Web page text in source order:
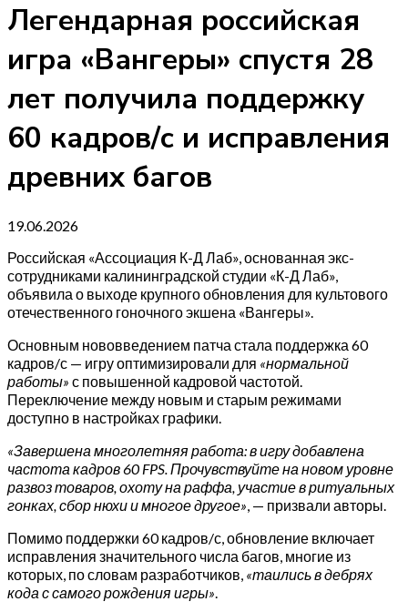
Легендарная российская
игра «Вангеры» спустя 28
лет получила поддержку
60 кадров/с и исправления
древних багов
19.06.2026
Российская «Ассоциация К-Д Лаб», основанная экс-
сотрудниками калининградской студии «К-Д Лаб»,
объявила о выходе крупного обновления для культового
отечественного гоночного экшена «Вангеры».
Основным нововведением патча стала поддержка 60
кадров/с — игру оптимизировали для «нормальной
работы» с повышенной кадровой частотой.
Переключение между новым и старым режимами
доступно в настройках графики.
«Завершена многолетняя работа: в игру добавлена
частота кадров 60 FPS. Прочувствуйте на новом уровне
развоз товаров, охоту на раффа, участие в ритуальных
гонках, сбор нюхи и многое другое», — призвали авторы.
Помимо поддержки 60 кадров/с, обновление включает
исправления значительного числа багов, многие из
которых, по словам разработчиков, «таились в дебрях
кода с самого рождения игры».